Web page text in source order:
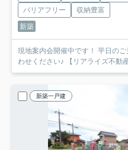
バリアフリー
収納豊富
新築
現地案内会開催中です！ 平日の
わせください♪ 【リアラ
新築一戸建